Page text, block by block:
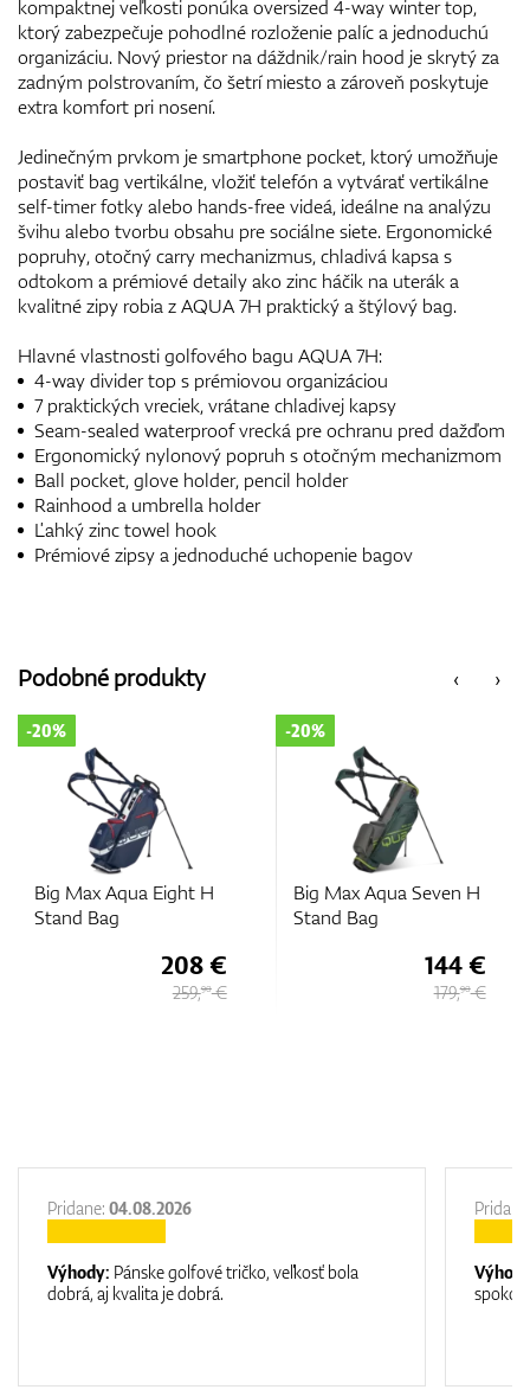
kompaktnej veľkosti ponúka oversized 4-way winter top,
ktorý zabezpečuje pohodlné rozloženie palíc a jednoduchú
organizáciu. Nový priestor na dáždnik/rain hood je skrytý za
zadným polstrovaním, čo šetrí miesto a zároveň poskytuje
extra komfort pri nosení.
Jedinečným prvkom je smartphone pocket, ktorý umožňuje
postaviť bag vertikálne, vložiť telefón a vytvárať vertikálne
self-timer fotky alebo hands-free videá, ideálne na analýzu
švihu alebo tvorbu obsahu pre sociálne siete. Ergonomické
popruhy, otočný carry mechanizmus, chladivá kapsa s
odtokom a prémiové detaily ako zinc háčik na uterák a
kvalitné zipy robia z AQUA 7H praktický a štýlový bag.
Hlavné vlastnosti golfového bagu AQUA 7H:
4-way divider top s prémiovou organizáciou
7 praktických vreciek, vrátane chladivej kapsy
Seam-sealed waterproof vrecká pre ochranu pred dažďom
Ergonomický nylonový popruh s otočným mechanizmom
Ball pocket, glove holder, pencil holder
Rainhood a umbrella holder
Ľahký zinc towel hook
Prémiové zipsy a jednoduché uchopenie bagov
‹
Podobné produkty ›
Big Max Aqua Seven H
Stand Bag
144 €
179,
Big Max Aqua Seven H
Stand Bag
144 €
179,
Pridane: 04.08.2026
Výhody: Pánske golfové tričko, veľkosť bola
dobrá, aj kvalita je dobrá.